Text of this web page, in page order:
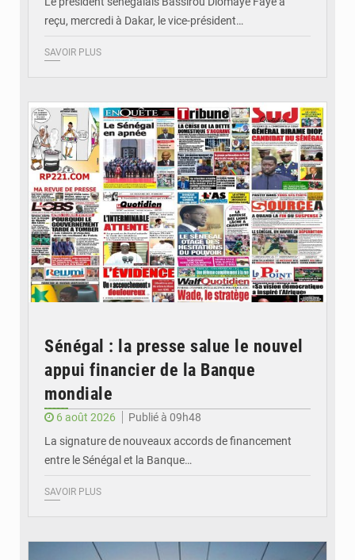
reçu, mercredi à Dakar, le vice-président…
SAVOIR PLUS
Sénégal : la presse salue le nouvel
appui financier de la Banque
mondiale
6 août 2026
Publié à 09h48
La signature de nouveaux accords de financement
entre le Sénégal et la Banque…
SAVOIR PLUS